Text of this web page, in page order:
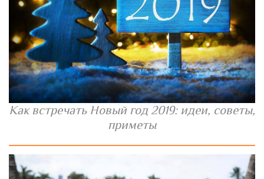
Как встречать Новый год 2019: идеи, советы,
приметы